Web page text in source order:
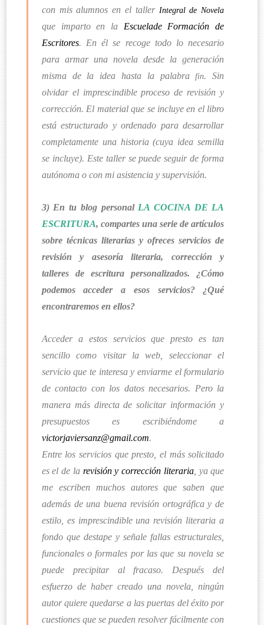
con mis alumnos en el taller Integral de Novela
que imparto en la Escuelade Formación de
Escritores. En él se recoge todo lo necesario
para armar una novela desde la generación
misma de la idea hasta la palabra
fin. Sin
olvidar el imprescindible proceso de revisión y
corrección. El material que se incluye en el libro
está estructurado y ordenado para desarrollar
completamente una historia (cuya idea semilla
se incluye). Este taller se puede seguir de forma
autónoma o con mi asistencia y supervisión.
3) En tu blog personal LA COCINA DE LA
ESCRITURA, compartes una serie de artículos
sobre técnicas literarias y ofreces servicios de
revisión y asesoría literaria, corrección y
talleres de escritura personalizados. ¿Cómo
podemos acceder a esos servicios? ¿Qué
encontraremos en ellos?
Acceder a estos servicios que presto es tan
sencillo como visitar la web, seleccionar el
servicio que te interesa y enviarme el formulario
de contacto con los datos necesarios. Pero la
manera más directa de solicitar información y
presupuestos es escribiéndome a
victorjaviersanz@gmail.com.
Entre los servicios que presto, el más solicitado
es el de la revisión y corrección literaria, ya que
me escriben muchos autores que saben que
además de una buena revisión ortográfica y de
estilo, es imprescindible una revisión literaria a
fondo que destape y señale fallas estructurales,
funcionales o formales por las que su novela se
puede precipitar al fracaso. Después del
esfuerzo de haber creado una novela, ningún
autor quiere quedarse a las puertas del éxito por
cuestiones que se pueden resolver fácilmente con